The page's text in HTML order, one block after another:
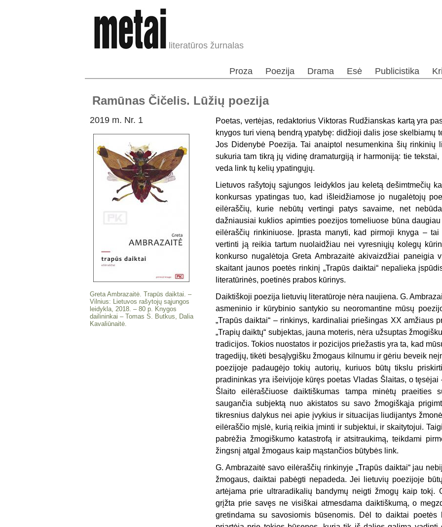
literatūros žurnalas
Proza Poezija Drama Esė Publicistika
Ramūnas Čičelis. Lūžių poezija
2019 m. Nr. 1
Greta Ambrazaitė. Trapūs daiktai. –
Vilnius: Lietuvos rašytojų sąjungos
leidykla, 2018. – 80 p. Knygos
dailininkai – Tomas S. Butkus, Dalia
Kavaliūnaitė.
Poetas, vertėjas, redaktorius Viktoras Rudžianskas kartą yra
knygos turi vieną bendrą ypatybę: didžioji dalis jose skelbiamų
Jos Didenybė Poezija. Tai anaiptol nesumenkina šių rinkinių
sukuria tam tikrą jų vidinę dramaturgiją ir harmoniją: tie
veda link tų kelių ypatingųjų.
Lietuvos rašytojų sąjungos leidyklos jau keletą dešimtmečių
konkursas ypatingas tuo, kad išleidžiamose jo nugalėtojų
eilėraščių, kurie nebūtų vertingi patys savaime, net
dažniausiai kuklios apimties poezijos tomeliuose būna
eilėraščių rinkiniuose. Įprasta manyti, kad pirmoji knyga –
vertinti ją reikia tartum nuolaidžiau nei vyresniųjų kolegų
konkurso nugalėtoja Greta Ambrazaitė akivaizdžiai paneigia
skaitant jaunos poetės rinkinį „Trapūs daiktai“ nepalieka
literatūrinės, poetinės prabos kūrinys.
Daiktiškoji poezija lietuvių literatūroje nėra naujiena. G.
asmeninio ir kūrybinio santykio su neoromantine mūsų
„Trapūs daiktai“ – rinkinys, kardinaliai priešingas XX amžiaus
„Trapių daiktų“ subjektas, jauna moteris, nėra užsuptas
tradicijos. Tokios nuostatos ir pozicijos priežastis yra ta, kad
tragedijų, tikėti besąlygišku žmogaus kilnumu ir gėriu beveik
poezijoje padaugėjo tokių autorių, kuriuos būtų tikslu
pradininkas yra išeivijoje kūręs poetas Vladas Šlaitas, o tęsėjai
Šlaito eilėraščiuose daiktiškumas tampa minėtų praeities
saugančia subjektą nuo akistatos su savo žmogiškąja
tikresnius dalykus nei apie įvykius ir situacijas liudijantys
eilėraščio mįslė, kurią reikia įminti ir subjektui, ir skaitytojui.
pabrėžia žmogiškumo katastrofą ir atsitraukimą, teikdami
žingsnį atgal žmogaus kaip mąstančios būtybės link.
G. Ambrazaitė savo eilėraščių rinkinyje „Trapūs daiktai“ jau
žmogaus, daiktai pabėgti nepadeda. Jei lietuvių poezijoje
artėjama prie ultraradikalių bandymų neigti žmogų kaip tokį.
grįžta prie savęs ne visiškai atmesdama daiktiškumą, o
gretindama su savosiomis būsenomis. Dėl to daiktai